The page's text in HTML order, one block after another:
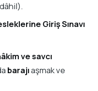
Giriş Sınavı
ve savcı
barajıaşmak ve